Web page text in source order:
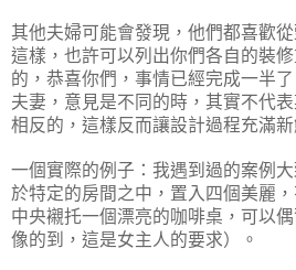
其他夫婦可能會發現，他們都喜歡
這樣，也許可以列出你們各自的裝
的，恭喜你們，事情已經完成一半
夫妻， 意見是不同的時，其實不代
相反的，這樣反而讓設計過程充滿新
一個實際的例子：我遇到過的案例
於特定的房間之中，置入四個美麗
中央襯托一個漂亮的咖啡桌，可以
像的到，這是女主人的要求）。